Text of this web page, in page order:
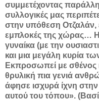
συμμετέχοντας
συλλογικές μας
στην υπόθεση Οτζαλάν,
εμπλοκές της χώρας…
γυναίκα (με την
και μια μεγάλη κυρία
Εκπροσωπεί με σθένος
θρυλική πια γενιά
άφησε ισχυρά ίχνη
αυτού του τόπου».